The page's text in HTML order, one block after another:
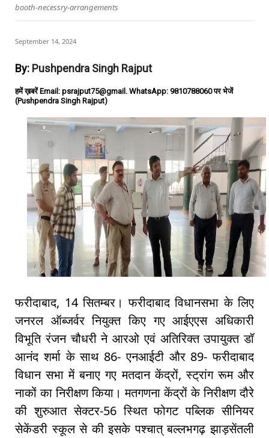
booth-necessry-arrangements
September 14, 2024
By: Pushpendra Singh Rajput
हमें ख़बरें Email: psrajput75@gmail. WhatsApp: 9810788060 पर भेजें
(Pushpendra Singh Rajput)
फरीदाबाद, 14 सितम्बर। फरीदाबाद विधानसभा के लिए
जनरल ऑब्जर्वर नियुक्त किए गए आईएएस अधिकारी
विभूति रंजन चौधरी ने आरओ एवं अतिरिक्त उपायुक्त डॉ
आनंद शर्मा के साथ 86- एनआईटी और 89- फरीदाबाद
विधान सभा में बनाए गए मतदान केंद्रों, स्ट्रांग रूम और
नाकों का निरीक्षण किया। मतगणना केंद्रों के निरीक्षण दौरे
की शुरुआत सेक्टर-56 स्थित फोगट पब्लिक सीनियर
सेकेंडरी स्कूल से की इसके पश्चात् बल्लभगढ़ झाड़सेंतली